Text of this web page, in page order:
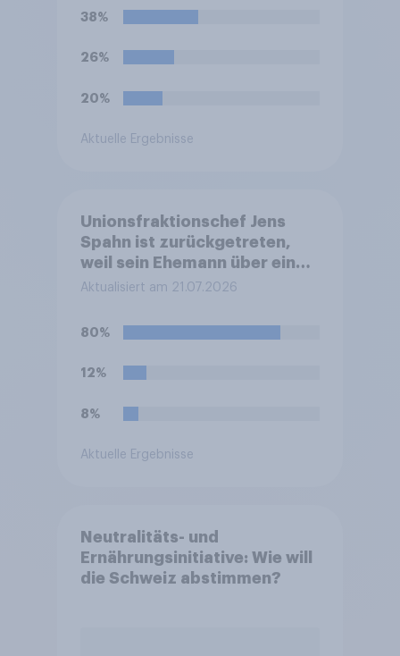
verboten. Wie stehen Sie zu
diesem Verbot?
38%
26%
20%
Aktuelle Ergebnisse
Unionsfraktionschef Jens
Spahn ist zurückgetreten,
weil sein Ehemann über eine
Leihmutterschaft im Ausland
Deutschland ist die
Vermittlung und
medizinische Ausführung der
Wie stehen Sie zu dem
Aktualisiert am 21.07.2026
80%
12%
8%
Aktuelle Ergebnisse
Neutralitäts- und
Ernährungsinitiative: Wie will
die Schweiz abstimmen?